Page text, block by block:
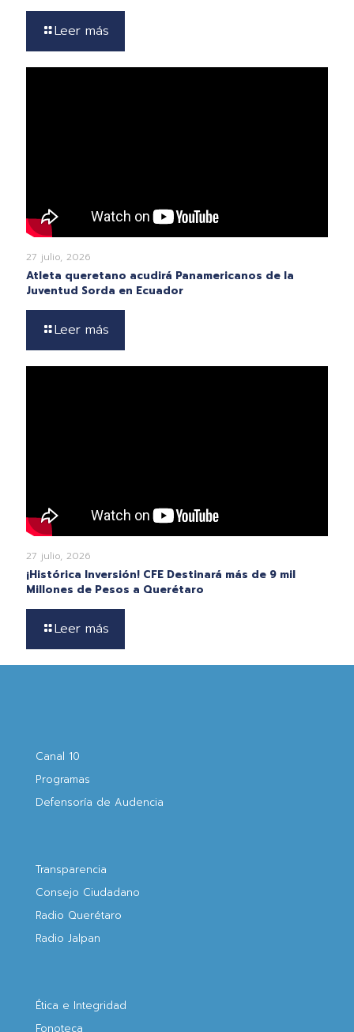
Leer más
27 julio, 2026
Atleta queretano acudirá Panamericanos de la
Juventud Sorda en Ecuador
Leer más
27 julio, 2026
¡Histórica Inversión! CFE Destinará más de 9 mil
Millones de Pesos a Querétaro
Leer más
Canal 10
Programas
Defensoría de Audencia
Transparencia
Consejo Ciudadano
Radio Querétaro
Radio Jalpan
Ética e Integridad
Fonoteca